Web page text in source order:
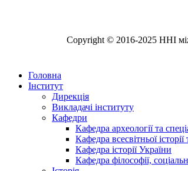
Copyright © 2016-2025 ННІ
Головна
Інститут
Дирекція
Викладачі інституту
Кафедри
Кафедра археології та
Кафедра всесвітньої
Кафедра історії України
Кафедра філософії,